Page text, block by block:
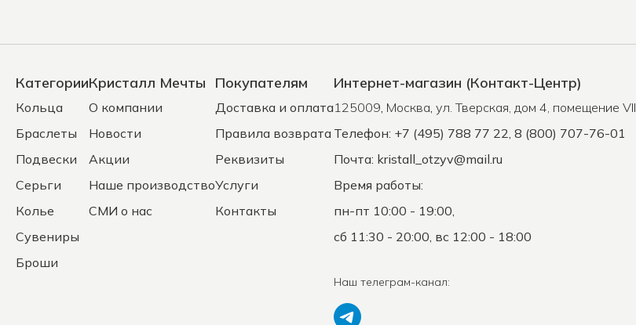
Категории
Кольца
Браслеты
Подвески
Серьги
Колье
Сувениры
Броши
Кристалл Мечты
О компании
Новости
Акции
Наше производство
СМИ о нас
Покупателям
Доставка и оплата
Правила возврата
Реквизиты
Услуги
Контакты
Интернет-магазин (Контакт-Центр)
125009, Москва, ул. Тверская, дом 4, помещение VII
Телефон: +7 (495) 788 77 22, 8 (800) 707-76-01
Почта: kristall_otzyv@mail.ru
Время работы:
пн-пт 10:00 - 19:00,
сб 11:30 - 20:00, вс 12:00 - 18:00
Наш телеграм-канал: